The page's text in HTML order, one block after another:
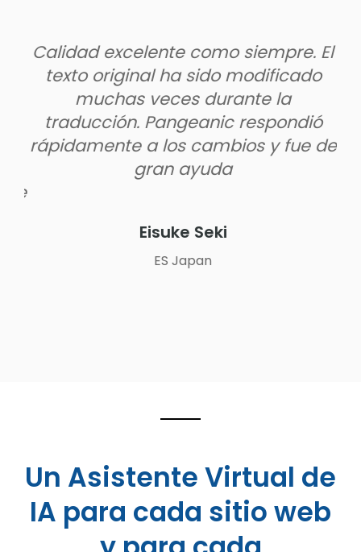
Calidad excelente como siempre. El
texto original ha sido modificado
muchas veces durante la
traducción. Pangeanic respondió
rápidamente a los cambios y fue de
gran ayuda
Eisuke Seki
ES Japan
Un Asistente Virtual de
IA para cada sitio web